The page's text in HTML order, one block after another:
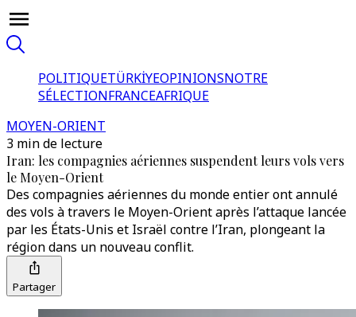
POLITIQUETÜRKİYEOPINIONSNOTRE
SÉLECTIONFRANCEAFRIQUE
MOYEN-ORIENT
3 min de lecture
Iran: les compagnies aériennes suspendent leurs vols vers
le Moyen-Orient
Des compagnies aériennes du monde entier ont annulé
des vols à travers le Moyen-Orient après l’attaque lancée
par les États-Unis et Israël contre l’Iran, plongeant la
région dans un nouveau conflit.
Partager